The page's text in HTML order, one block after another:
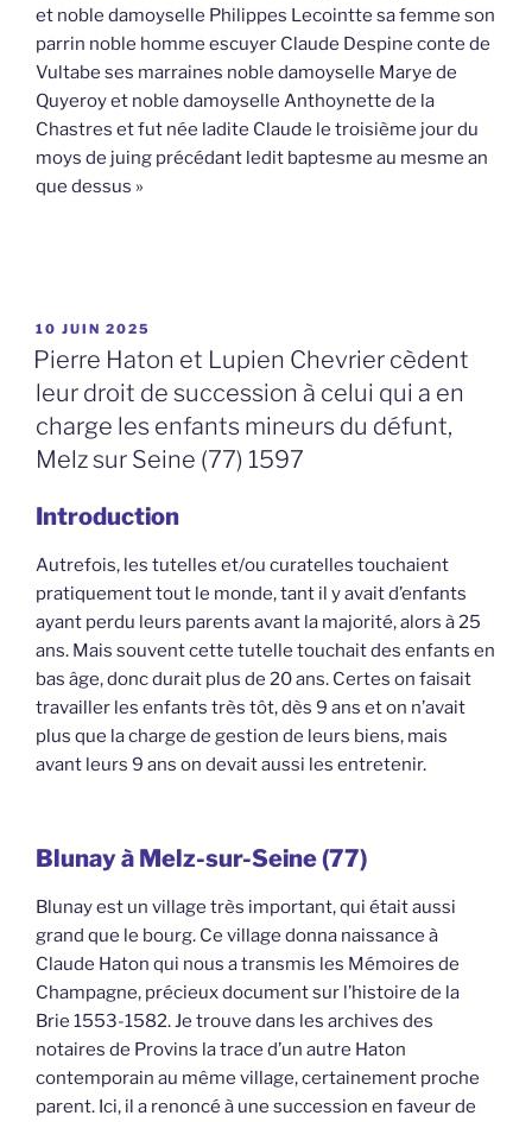
et noble damoyselle Philippes Lecointte sa femme son
parrin noble homme escuyer Claude Despine conte de
Vultabe ses marraines noble damoyselle Marye de
Quyeroy et noble damoyselle Anthoynette de la
Chastres et fut née ladite Claude le troisième jour du
moys de juing précédant ledit baptesme au mesme an
que dessus »
PUBLIÉ
LE
10 JUIN 2025
Pierre Haton et Lupien Chevrier cèdent
leur droit de succession à celui qui a en
charge les enfants mineurs du défunt,
Melz sur Seine (77) 1597
Introduction
Autrefois, les tutelles et/ou curatelles touchaient
pratiquement tout le monde, tant il y avait d’enfants
ayant perdu leurs parents avant la majorité, alors à 25
ans. Mais souvent cette tutelle touchait des enfants en
bas âge, donc durait plus de 20 ans. Certes on faisait
travailler les enfants très tôt, dès 9 ans et on n’avait
plus que la charge de gestion de leurs biens, mais
avant leurs 9 ans on devait aussi les entretenir.
Blunay à Melz-sur-Seine (77)
Blunay est un village très important, qui était aussi
grand que le bourg. Ce village donna naissance à
Claude Haton qui nous a transmis les Mémoires de
Champagne, précieux document sur l’histoire de la
Brie 1553-1582. Je trouve dans les archives des
notaires de Provins la trace d’un autre Haton
contemporain au même village, certainement proche
parent. Ici, il a renoncé à une succession en faveur de